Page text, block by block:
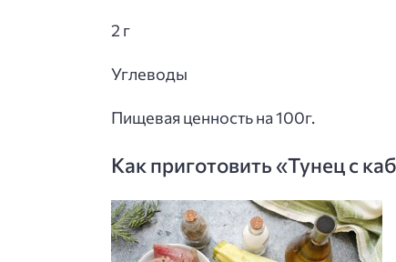
2 г
Углеводы
Пищевая ценность на 100г.
Как приготовить «Тунец с